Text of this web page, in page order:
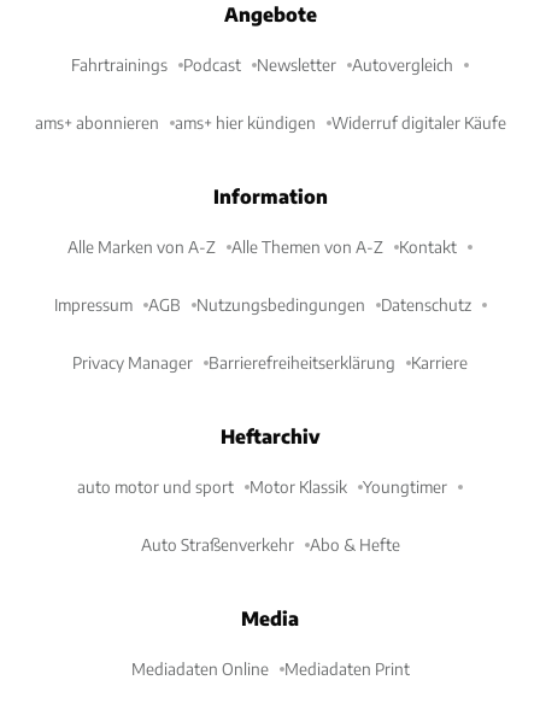
Angebote
Fahrtrainings Podcast Newsletter Autovergleich
ams+ abonnieren ams+ hier kündigen Widerruf digitaler Käufe
Information
Alle Marken von A-Z Alle Themen von A-Z Kontakt
Impressum AGB Nutzungsbedingungen Datenschutz
Privacy Manager Barrierefreiheitserklärung Karriere
Heftarchiv
auto motor und sport Motor Klassik Youngtimer
Auto Straßenverkehr Abo & Hefte
Media
Mediadaten Online Mediadaten Print